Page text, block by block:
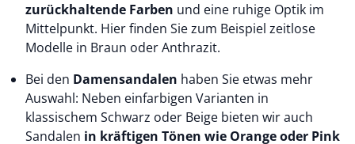
zurückhaltende Farben und eine ruhige Optik im
Mittelpunkt. Hier finden Sie zum Beispiel zeitlose
Modelle in Braun oder Anthrazit.
Bei den Damensandalen haben Sie etwas mehr
Auswahl: Neben einfarbigen Varianten in
klassischem Schwarz oder Beige bieten wir auch
Sandalen in kräftigen Tönen wie Orange oder Pink